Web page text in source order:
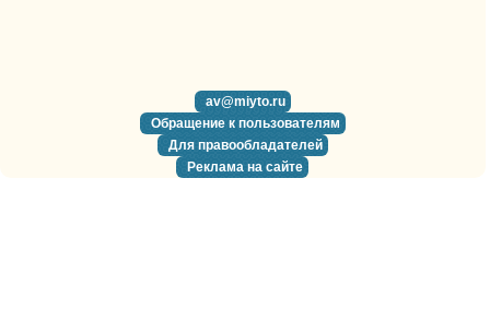
av@miyto.ru
Обращение к пользователям
Для правообладателей
Реклама на сайте